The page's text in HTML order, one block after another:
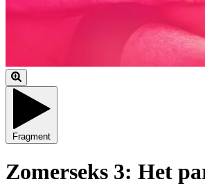
Fragment
Zomerseks 3: Het